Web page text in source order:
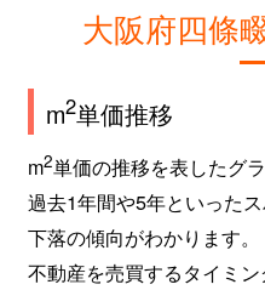
大阪府四條
m2単価推移
m2単価の推移を表したグラ
過去1年間や5年といった
下落の傾向がわかります。
不動産を売買するタイミ